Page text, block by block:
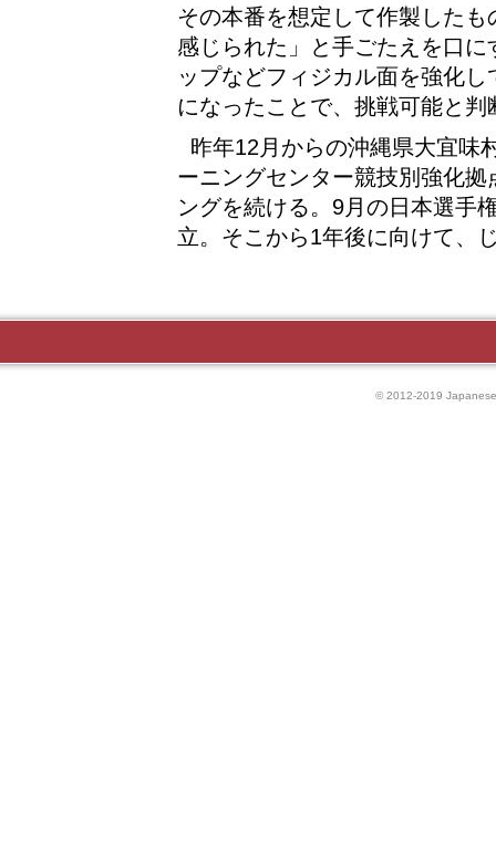
その本番を想定して作製した
感じられた」と手ごたえを口
ップなどフィジカル面を強化
になったことで、挑戦可能と
昨年12月からの沖縄県大宜味
ーニングセンター競技別強化
ングを続ける。9月の日本選手
立。そこから1年後に向けて、
© 2012-2019